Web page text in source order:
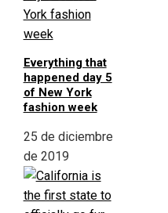
Everything that
happened day 5
of New York
fashion week
25 de diciembre
de 2019